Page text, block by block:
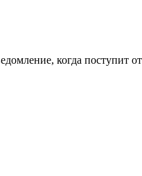
когда поступит